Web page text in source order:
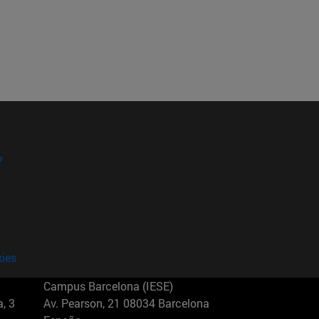
3
Campus Barcelona (IESE)
Av. Pearson, 21 08034 Barcelona